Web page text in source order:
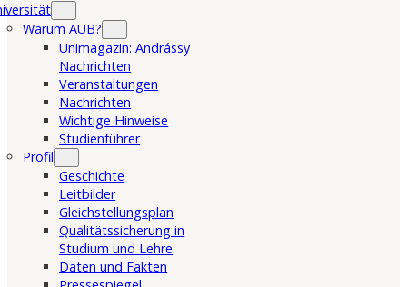
Warum AUB?
Unimagazin: Andrássy
Nachrichten
Veranstaltungen
Nachrichten
Wichtige Hinweise
Studienführer
Profil
Geschichte
Leitbilder
Gleichstellungsplan
Qualitätssicherung in
Studium und Lehre
Daten und Fakten